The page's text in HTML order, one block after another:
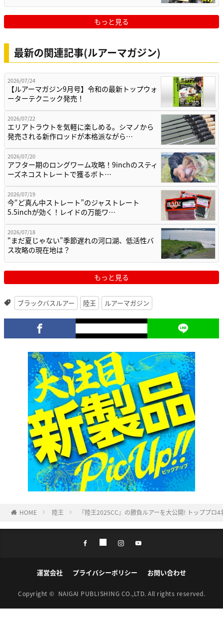
もっと見る
最新の関連記事(ルアーマガジン)
2026/07/24
【ルアーマガジン9月号】令和の最新トップウォ
ーターテクニック発売！
2026/07/22
エリアトラウトを気軽に楽しめる。シマノから
発売される新作ロッドが本格派ながら…
2026/07/20
アフター期のロングワーム攻略！9inchのスティ
ーズネコストレートで獲るボト…
2026/07/19
今“ど真ん中ストレート”のジャストレート
5.5inchが効く！レイドの万能ワ…
2026/07/18
“まだ夏じゃない”季節遅れの河口湖、低活性バ
ス攻略の現在地は？
もっと見る
ブラックバスルアー 陸王 ルアーマガジン
HOME 陸王 『陸王2025CC』の勝負ルアーを大公開! トッププロ
運営会社 プライバシーポリシー お問い合わせ
Copyright © NAIGAI PUBLISHING CO.,LTD. All rights reserved.